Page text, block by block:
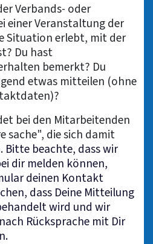
Verbands- oder
einer Veranstaltung der
Situation erlebt, mit der
Du hast
bemerkt? Du
etwas mitteilen (ohne
bei den Mitarbeitenden
sache", die sich damit
Bitte beachte, dass wir
dir melden können,
deinen Kontakt
dass Deine Mitteilung
wird und wir
Rücksprache mit Dir